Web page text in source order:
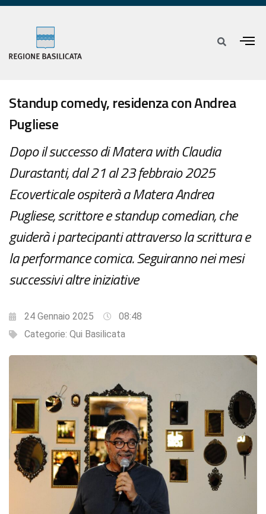
Standup comedy, residenza con Andrea
Pugliese
Dopo il successo di Matera with Claudia
Durastanti, dal 21 al 23 febbraio 2025
Ecoverticale ospiterà a Matera Andrea
Pugliese, scrittore e standup comedian, che
guiderà i partecipanti attraverso la scrittura e
la performance comica. Seguiranno nei mesi
successivi altre iniziative
24 Gennaio 2025
08:48
Categorie: Qui Basilicata